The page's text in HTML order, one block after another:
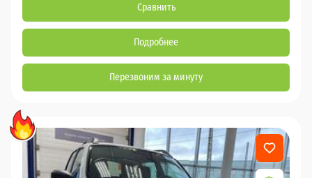
Сравнить
Подробнее
Перезвоним за минуту